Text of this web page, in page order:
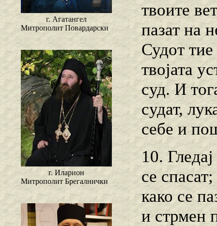
г. Агатангел
Митрополит Повардарски
г. Иларион
Митрополит Брегалнички
твоите
пазат на
Судот тие
твојата
суд. И
судат,
себе и
10.
се
како се
и стрмен